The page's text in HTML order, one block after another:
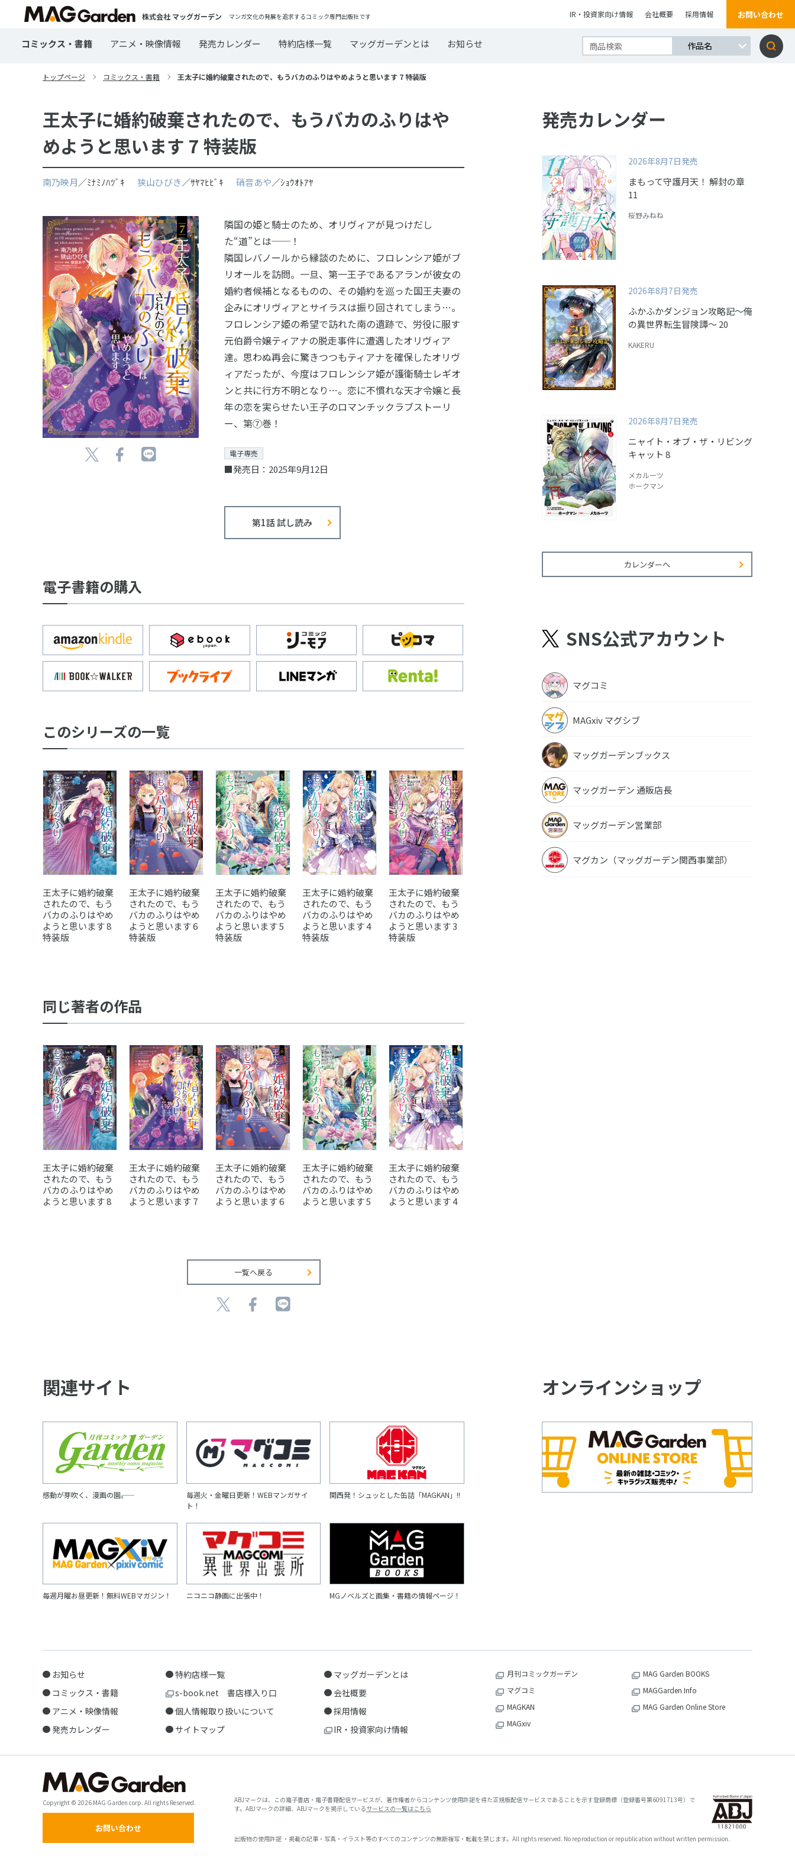
株式会社 マッグガーデン マンガ文化の発展を追求するコミック専門出版社です IR・投資家向け情報 会社概要 採用情報 お問い合わせ
コミックス・書籍 アニメ・映像情報 発売カレンダー 特約店様一覧 マッグガーデンとは お知らせ
トップページ コミックス・書籍 王太子に婚約破棄されたので、もうバカのふりはやめようと思います 7 特装版
王太子に婚約破棄されたので、もうバカのふりはや
めようと思います 7 特装版
南乃映月／ﾐﾅﾐﾉﾊﾂﾞｷ 狭山ひびき／ｻﾔﾏﾋﾋﾞｷ 硝音あや／ｼｮｳｵﾄｱﾔ
隣国の姫と騎士のため、オリヴィアが見つけだし
た“道”とは──！
隣国レバノールから縁談のために、フロレンシア姫がブ
リオールを訪問。一旦、第一王子であるアランが彼女の
婚約者候補となるものの、その婚約を巡った国王夫妻の
企みにオリヴィアとサイラスは振り回されてしまう…。
フロレンシア姫の希望で訪れた南の遺跡で、労役に服す
元伯爵令嬢ティアナの脱走事件に遭遇したオリヴィア
達。思わぬ再会に驚きつつもティアナを確保したオリヴ
ィアだったが、今度はフロレンシア姫が護衛騎士レギオ
ンと共に行方不明となり…。恋に不慣れな天才令嬢と長
年の恋を実らせたい王子のロマンチックラブストーリ
ー、第⑦巻！
電子専売
■発売日：2025年9月12日
第1話 試し読み
電子書籍の購入
このシリーズの一覧
王太子に婚約破棄
されたので、もう
バカのふりはやめ
ようと思います 8
特装版
王太子に婚約破棄
されたので、もう
バカのふりはやめ
ようと思います 6
特装版
王太子に婚約破棄
されたので、もう
バカのふりはやめ
ようと思います 5
特装版
王太子に婚約破棄
されたので、もう
バカのふりはやめ
ようと思います 4
特装版
王太子に婚約破棄
されたので、もう
バカのふりはやめ
ようと思います 3
特装版
同じ著者の作品
王太子に婚約破棄
されたので、もう
バカのふりはやめ
ようと思います 8
王太子に婚約破棄
されたので、もう
バカのふりはやめ
ようと思います 7
王太子に婚約破棄
されたので、もう
バカのふりはやめ
ようと思います 6
王太子に婚約破棄
されたので、もう
バカのふりはやめ
ようと思います 5
王太子に婚約破棄
されたので、もう
バカのふりはやめ
ようと思います 4
一覧へ戻る
発売カレンダー
2026年8月7日発売
まもって守護月天！ 解封の章
11
桜野みねね
2026年8月7日発売
ふかふかダンジョン攻略記～俺
の異世界転生冒険譚～ 20
KAKERU
2026年8月7日発売
ニャイト・オブ・ザ・リビング
キャット 8
メカルーツ
ホークマン
カレンダーへ
SNS公式アカウント
マグコミ
MAGxiv マグシブ
マッグガーデンブックス
マッグガーデン 通販店長
マッグガーデン営業部
マグカン（マッグガーデン関西事業部）
関連サイト
感動が芽吹く、漫画の園――。
毎週火・金曜日更新！WEBマンガサイ
ト！
関西発！シュッとした缶詰「MAGKAN」!!
毎週月曜お昼更新！無料WEBマガジン！ ニコニコ静画に出張中！ MGノベルズと画集・書籍の情報ページ！
オンラインショップ
お知らせ
コミックス・書籍
アニメ・映像情報
発売カレンダー
特約店様一覧
s-book.net 書店様入り口
個人情報取り扱いについて
サイトマップ
マッグガーデンとは
会社概要
採用情報
IR・投資家向け情報
月刊コミックガーデン
マグコミ
MAGKAN
MAGxiv
MAG Garden BOOKS
MAGGarden Info
MAG Garden Online Store
Copyright © 2026 MAG Garden corp. All rights Reserved.
お問い合わせ
ABJマークは、この電子書店・電子書籍配信サービスが、著作権者からコンテンツ使用許諾を得た正規版配信サービスであることを示す登録商標（登録番号第6091713号）で
す。ABJマークの詳細、ABJマークを掲示しているサービスの一覧はこちら
出版物の使用許諾 ・掲載の記事・写真・イラスト等のすべてのコンテンツの無断複写・転載を禁じます。All rights reserved. No reproduction or republication without written permission.